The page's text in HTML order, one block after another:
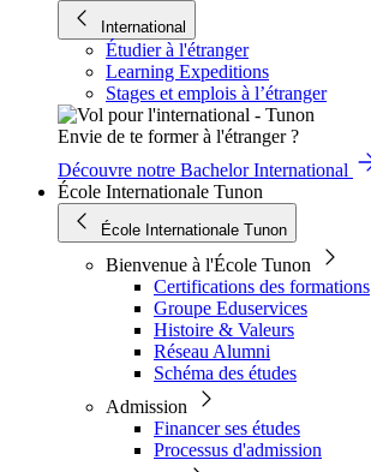
International
Étudier à l'étranger
Learning Expeditions
Stages et emplois à l’étranger
Envie de te former à l'étranger ?
Découvre notre Bachelor International
École Internationale Tunon
École Internationale Tunon
Bienvenue à l'École Tunon
Certifications des formations
Groupe Eduservices
Histoire & Valeurs
Réseau Alumni
Schéma des études
Admission
Financer ses études
Processus d'admission